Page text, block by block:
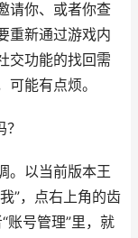
请你、或者你查
重新通过游戏内
交功能的找回需
能有点烦。
。以当前版本王
”，点右上角的齿
账号管理”里，就